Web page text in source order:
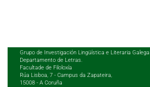
Grupo de Investigación Lingüística e Literaria Galega
Departamento de Letras.
Facultade de Filoloxía
Rúa Lisboa, 7 - Campus da Zapateira,
15008 - A Coruña